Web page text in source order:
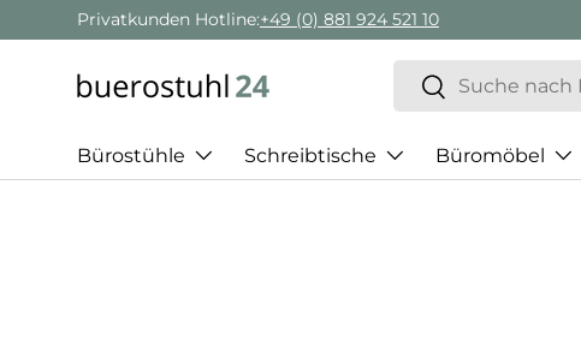
Direkt zum Inhalt
Privatkunden Hotline:+49 (0) 881 924 521 10
Suchen
Suchen
Bürostühle Schreibtische Büromöbel